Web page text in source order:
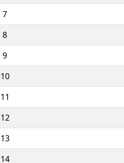
7
8
9
10
11
12
13
14